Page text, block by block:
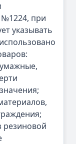
№1224, при
указывать
резиновой